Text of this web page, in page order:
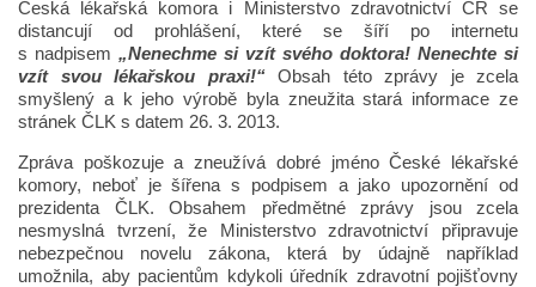
Česká lékařská komora i Ministerstvo zdravotnictví ČR se
distancují od prohlášení, které se šíří po internetu
s nadpisem „Nenechme si vzít svého doktora! Nenechte si
vzít svou lékařskou praxi!“Obsah této zprávy je zcela
smyšlený a k jeho výrobě byla zneužita stará informace ze
stránek ČLK s datem 26. 3. 2013.
Zpráva poškozuje a zneužívá dobré jméno České lékařské
komory, neboť je šířena s podpisem a jako upozornění od
prezidenta ČLK. Obsahem předmětné zprávy jsou zcela
nesmyslná tvrzení, že Ministerstvo zdravotnictví připravuje
nebezpečnou novelu zákona, která by údajně například
umožnila, aby pacientům kdykoli úředník zdravotní pojišťovny